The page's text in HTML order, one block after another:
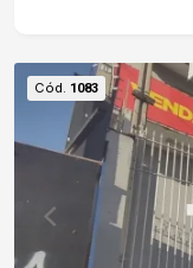
Cód. 1083